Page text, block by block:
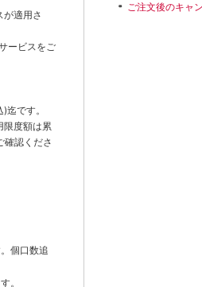
が適用さ
ービスをご
です。
限度額は累
確認くださ
個口数追
。
ご注文後のキャ